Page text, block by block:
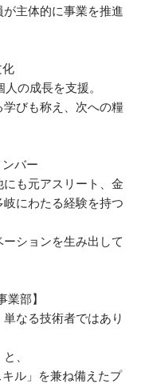
主体的に事業を推進
の成長を支援。
びも称え、次への糧
バー
も元アスリート、金
にわたる経験を持つ
ションを生み出して
部】
なる技術者ではあり
、
ル」を兼ね備えたプ